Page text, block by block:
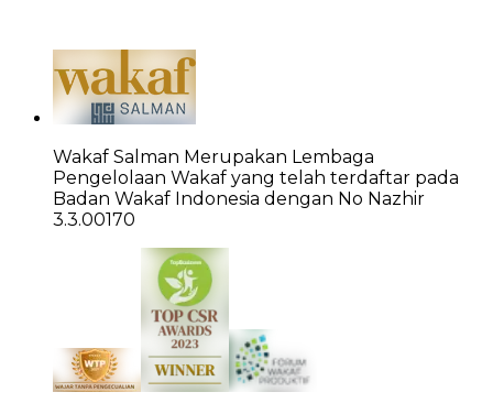
Wakaf Salman Merupakan Lembaga
Pengelolaan Wakaf yang telah terdaftar pada
Badan Wakaf Indonesia dengan No Nazhir
3.3.00170